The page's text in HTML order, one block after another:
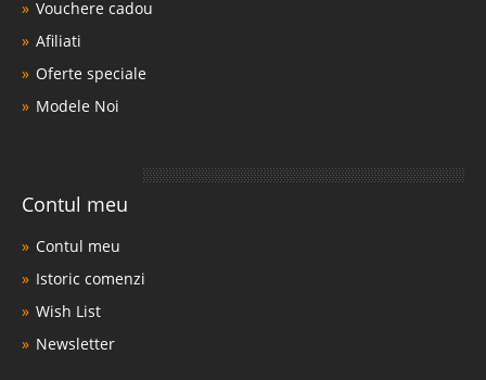
Vouchere cadou
Afiliati
Oferte speciale
Modele Noi
Contul meu
Contul meu
Istoric comenzi
Wish List
Newsletter